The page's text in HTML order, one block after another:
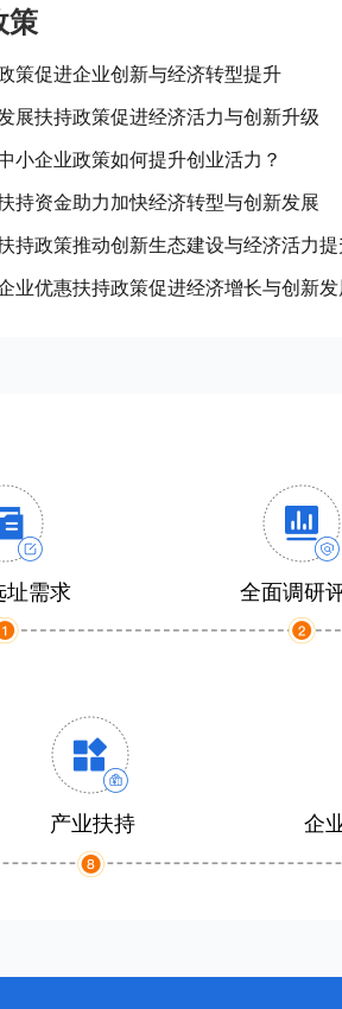
策
策促进企业创新与经济转型提升
展扶持政策促进经济活力与创新升级
小企业政策如何提升创业活力？
持资金助力加快经济转型与创新发展
持政策推动创新生态建设与经济活力
业优惠扶持政策促进经济增长与创新
址需求 全面调研
产业扶持 企